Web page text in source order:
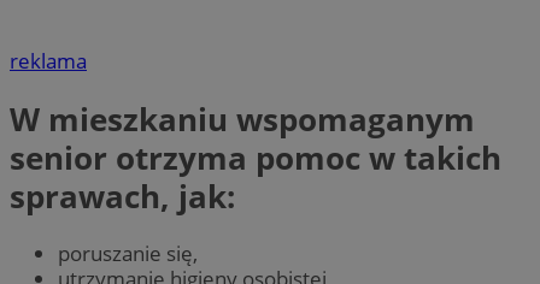
reklama
W mieszkaniu wspomaganym
senior otrzyma pomoc w takich
sprawach, jak:
poruszanie się,